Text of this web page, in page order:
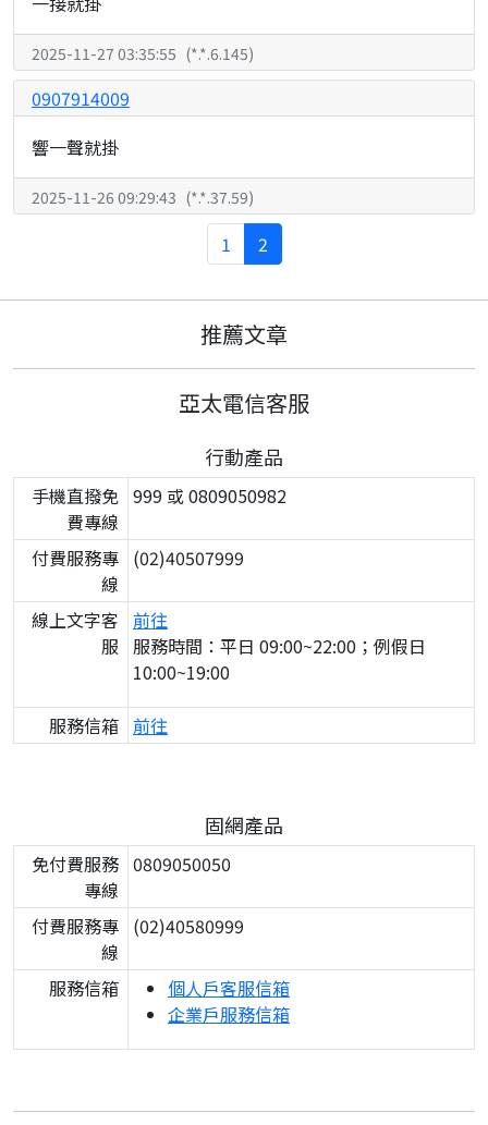
2025-11-27 03:35:55 (*.*.6.145)
0907914009
響一聲就掛
2025-11-26 09:29:43 (*.*.37.59)
1 2
推薦文章
亞太電信客服
行動產品
手機直撥免
費專線
999 或 0809050982
付費服務專
線
(02)40507999
線上文字客
服
前往
服務時間：平日 09:00~22:00；例假日
10:00~19:00
服務信箱 前往
固網產品
免付費服務
專線
0809050050
付費服務專
線
(02)40580999
服務信箱
個人戶客服信箱
企業戶服務信箱